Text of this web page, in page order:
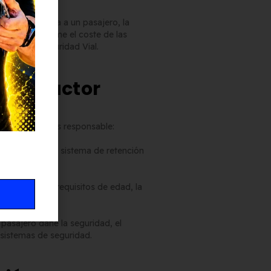
Civil multa a un pasajero, la
no asume el coste de las
Ley de Seguridad Vial.
conductor es responsable:
o con un sistema de retención
cumplir los requisitos de edad, la
dañe la seguridad, el
de seguridad.